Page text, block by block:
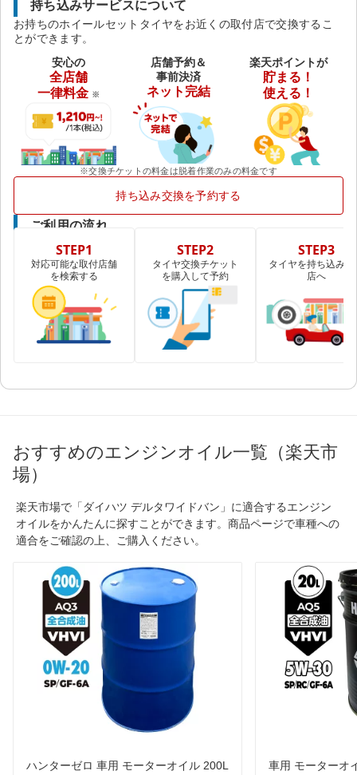
持ち込みサービスについて
お持ちのホイールセットタイヤをお近くの取付店で交換するこ
とができます。
安心の
全店舗
一律料金 ※
店舗予約＆
事前決済
ネット完結
楽天ポイントが
貯まる！
使える！
※交換チケットの料金は脱着作業のみの料金です
持ち込み交換を予約する
ご利用の流れ
STEP1
対応可能な取付店舗
を検索する
STEP2
タイヤ交換チケット
を購入して予約
STEP3
タイヤを持ち込み取
店へ
おすすめのエンジンオイル一覧（楽天市
場）
楽天市場で「ダイハツ デルタワイドバン」に適合するエンジン
オイルをかんたんに探すことができます。商品ページで車種への
適合をご確認の上、ご購入ください。
ハンターゼロ 車用 モーターオイル 200L
車用 モーターオ